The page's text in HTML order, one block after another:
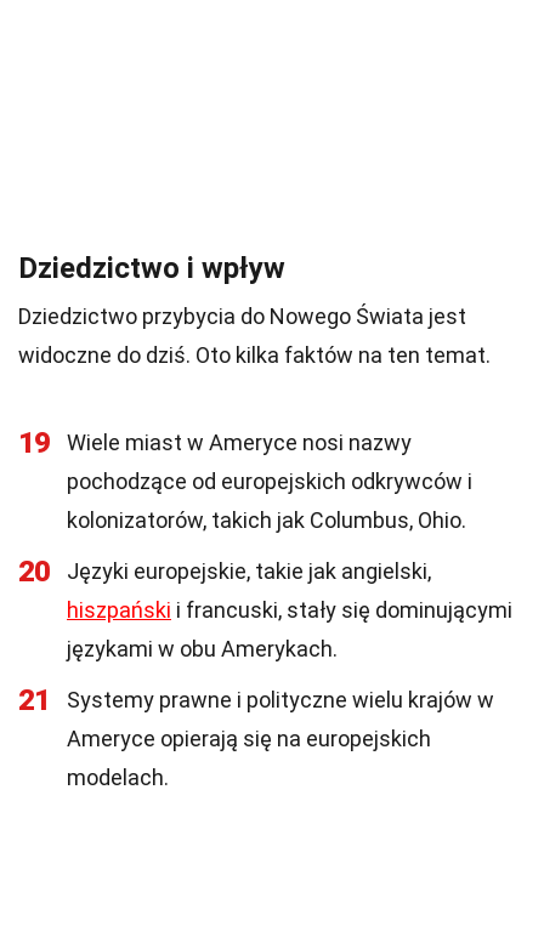
Dziedzictwo i wpływ
Dziedzictwo przybycia do Nowego Świata jest
widoczne do dziś. Oto kilka faktów na ten temat.
19
Wiele miast w Ameryce nosi nazwy
pochodzące od europejskich odkrywców i
kolonizatorów, takich jak Columbus, Ohio.
20
Języki europejskie, takie jak angielski,
hiszpański i francuski, stały się dominującymi
językami w obu Amerykach.
21
Systemy prawne i polityczne wielu krajów w
Ameryce opierają się na europejskich
modelach.